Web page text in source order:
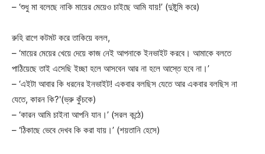
– ‘শুধু মা বলেছে নাকি মায়ের মেয়েও চাইছে আমি যায়!’ (দুষ্টুমি করে)
রুহি রাগে কটমট করে তাকিয়ে বলল,
– ‘মায়ের মেয়ের খেয়ে দেয়ে কাজ নেই আপনাকে ইনভাইট করবে। আমাকে বলতে
পাঠিয়েছে তাই এসেছি ইচ্ছা হলে আসবেন আর না হলে আস্তে হবে না।’
– ‘এইটা‌ আবার কি ধরনের ইনভাইট! একবার বলছিস যেতে আর একবার বলছিস না
যেতে, কারন কি?'(ভ্রু কুঁচকে)
– ‘কারন আমি চাইনা আপনি যান।’ (সরল কন্ঠে)
– ‘ঠিকাছে ভেবে দেখব কি করা যায়।’ (শয়তানি হেসে)